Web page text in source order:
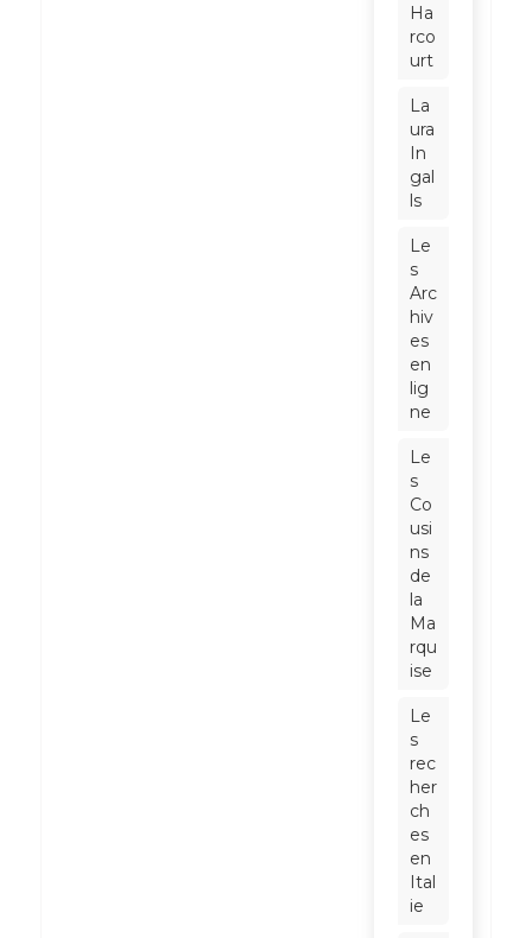
Ha
rco
urt
La
ura
In
gal
ls
Le
s
Arc
hiv
es
en
lig
ne
Le
s
Co
usi
ns
de
la
Ma
rqu
ise
Le
s
rec
her
ch
es
en
Ital
ie